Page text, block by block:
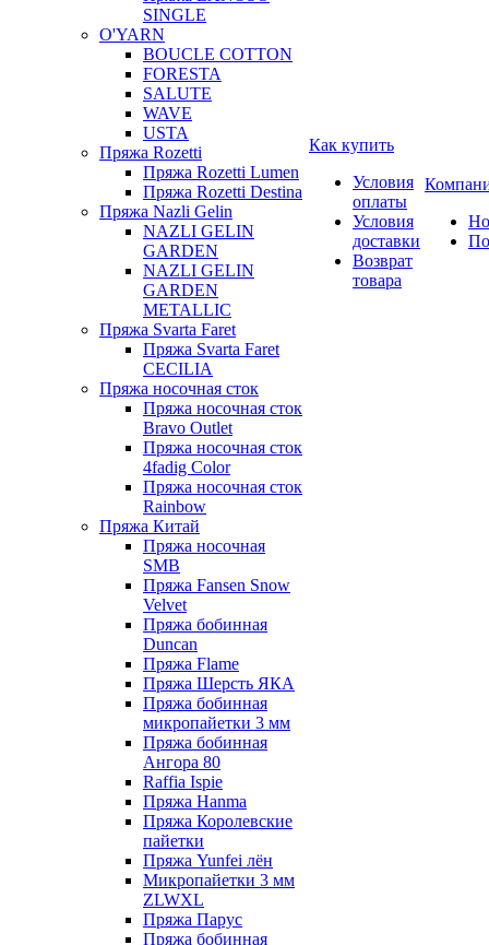
SINGLE
O'YARN
BOUCLE COTTON
FORESTA
SALUTE
WAVE
USTA
Пряжа Rozetti
Пряжа Rozetti Lumen
Пряжа Rozetti Destina
Пряжа Nazli Gelin
NAZLI GELIN
GARDEN
NAZLI GELIN
GARDEN
METALLIC
Пряжа Svarta Faret
Пряжа Svarta Faret
CECILIA
Пряжа носочная сток
Пряжа носочная сток
Bravo Outlet
Пряжа носочная сток
4fadig Color
Пряжа носочная сток
Rainbow
Пряжа Китай
Пряжа носочная
SMB
Пряжа Fansen Snow
Velvet
Пряжа бобинная
Duncan
Пряжа Flame
Пряжа Шерсть ЯКА
Пряжа бобинная
микропайетки 3 мм
Пряжа бобинная
Ангора 80
Raffia Ispie
Пряжа Hanma
Пряжа Королевские
пайетки
Пряжа Yunfei лён
Микропайетки 3 мм
ZLWXL
Пряжа Парус
Пряжа бобинная
Как купить
Условия
оплаты
Условия
доставки
Возврат
товара